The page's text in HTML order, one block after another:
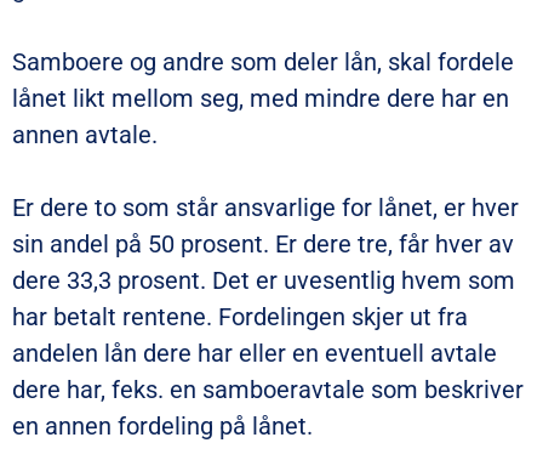
Samboere og andre som deler lån, skal fordele
lånet likt mellom seg, med mindre dere har en
annen avtale.
Er dere to som står ansvarlige for lånet, er hver
sin andel på 50 prosent. Er dere tre, får hver av
dere 33,3 prosent. Det er uvesentlig hvem som
har betalt rentene. Fordelingen skjer ut fra
andelen lån dere har eller en eventuell avtale
dere har, feks. en samboeravtale som beskriver
en annen fordeling på lånet.